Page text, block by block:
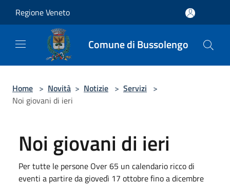
Regione Veneto
Comune di Bussolengo
Home > Novità > Notizie > Servizi >
Noi giovani di ieri
Noi giovani di ieri
Per tutte le persone Over 65 un calendario ricco di
eventi a partire da giovedì 17 ottobre fino a dicembre